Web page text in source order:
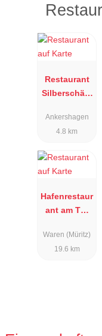
Restaurant
Silberschälc
Ankershagen
4.8 km
Hafenrestaur
ant am Tor
Waren (Müritz)
19.6 km